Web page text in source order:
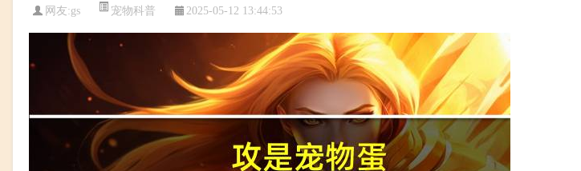
网友:gs 宠物科普 2025-05-12 13:44:53